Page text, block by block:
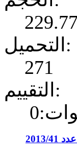
التحميل:
271
التقييم:
41